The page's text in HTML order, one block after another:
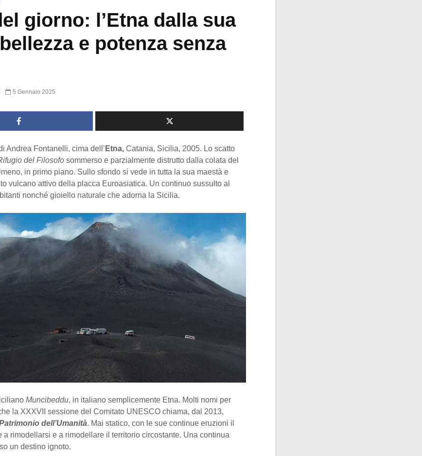
giorno: l’Etna dalla sua
e potenza senza
5 Gennaio 2025
Andrea Fontanelli, cima dell’ Etna, Catania, Sicilia, 2005. Lo scatto
del Filosofo sommerso e parzialmente distrutto dalla colata del
in primo piano. Sullo sfondo si vede in tutta la sua maestà e
vulcano attivo della placca Euroasiatica. Un continuo sussulto al
nonché gioiello naturale che adorna la Sicilia.
Muncibeddu, in italiano semplicemente Etna. Molti nomi per
la XXXVII sessione del Comitato UNESCO chiama, dal 2013,
dell’Umanità. Mai statico, con le sue continue eruzioni il
a rimodellarsi e a rimodellare il territorio circostante. Una continua
un destino ignoto.